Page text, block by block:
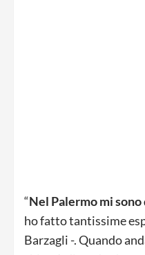
“Nel Palermo mi
ho fatto tantissime
Barzagli -. Quando